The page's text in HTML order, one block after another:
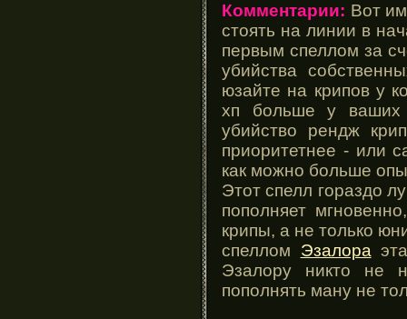
Комментарии: Вот
стоять на линии в
первым спеллом за
убийства
юзайте на крипов у
хп больше у
убийство рендж
приоритетнее - или
как можно больше
Этот спелл гораздо
пополняет
крипы, а не только
спеллом Эзалора
Эзалору никто не
пополнять ману не